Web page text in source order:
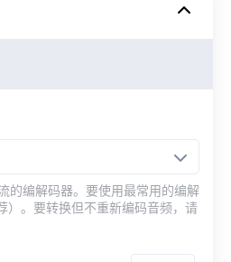
Google Drive
的编解码器。要使用最常用的编解
）。要转换但不重新编码音频，请